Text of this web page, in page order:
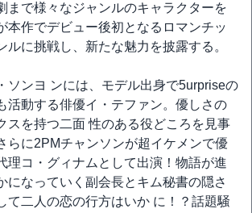
まで様々なジャンルのキャラクターを
本作でデビュー後初となるロマンチッ
ルに挑戦し、新たな魅力を披露する。
ソンヨ ンには、モデル出身で5urpriseの
活動する俳優イ・テファン。優しさの
スを持つ二面 性のある役どころを見事
らに2PMチャンソンが超イケメンで優
理コ・グィナムとして出演！物語が進
になっていく副会長とキム秘書の隠さ
二人の恋の行方はいか に！？話題騒